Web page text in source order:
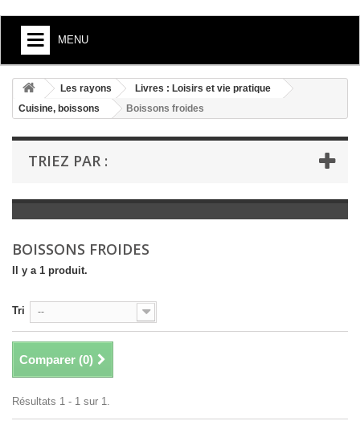
MENU
+
LIVRES : ARTS ET SOCIÉTÉ
+
LIVRES : LITTÉRATURE
+
LIVRES : JEUNESSE
LIVRES ANCIENS AVANT 1900
Les rayons
Livres : Loisirs et vie pratique
Cuisine, boissons
Boissons froides
TRIEZ PAR :
BOISSONS FROIDES
Il y a 1 produit.
Tri --
Comparer (0)
Résultats 1 - 1 sur 1.